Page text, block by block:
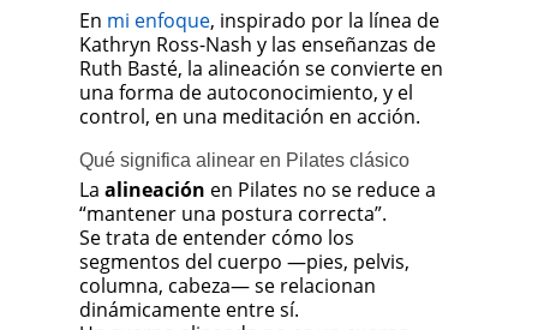
En mi enfoque, inspirado por la línea de
Kathryn Ross-Nashy las enseñanzas de
Ruth Basté, la alineación se convierte en
una forma de autoconocimiento, y el
control, en una meditación en acción.
Qué significa alinear en Pilates clásico
Laalineación en Pilates no se reduce a
“mantener una postura correcta”.
Se trata de entender cómo los
segmentos del cuerpo —pies, pelvis,
columna, cabeza— se relacionan
dinámicamente entre sí.